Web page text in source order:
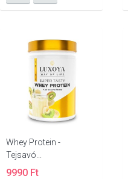
Whey Protein -
Tejsavó...
9990 Ft